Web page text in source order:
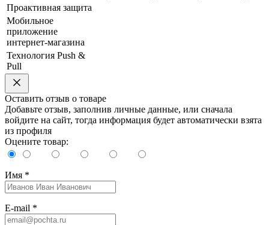
Проактивная защита
Мобильное
приложение
интернет-магазина
Технология Push &
Pull
Оставить отзыв о товаре
Добавьте отзыв, заполнив личные данные, или сначала
войдите на сайт, тогда информация будет автоматически взята
из профиля
Оцените товар:
Имя *
E-mail *